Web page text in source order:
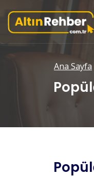
Ana Sayfa